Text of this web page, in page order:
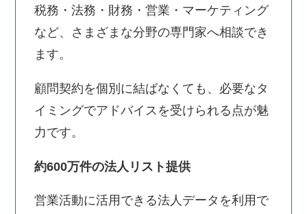
税務・法務・財務・営業・マーケティング
など、さまざまな分野の専門家へ相談でき
ます。
顧問契約を個別に結ばなくても、必要なタ
イミングでアドバイスを受けられる点が魅
力です。
約600万件の法人リスト提供
営業活動に活用できる法人データを利用で